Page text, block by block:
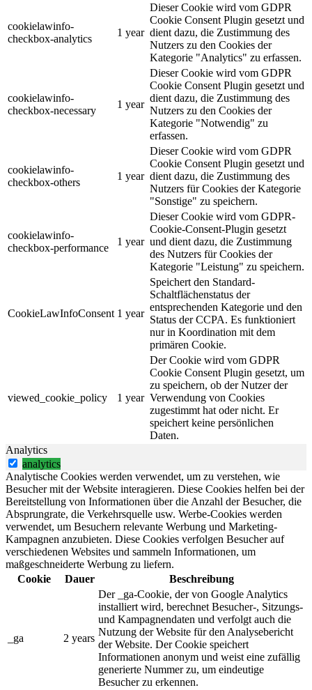
cookielawinfo-
checkbox-analytics
1 year
Dieser Cookie wird vom GDPR
Cookie Consent Plugin gesetzt und
dient dazu, die Zustimmung des
Nutzers zu den Cookies der
Kategorie "Analytics" zu erfassen.
cookielawinfo-
checkbox-necessary
1 year
Dieser Cookie wird vom GDPR
Cookie Consent Plugin gesetzt und
dient dazu, die Zustimmung des
Nutzers zu den Cookies der
Kategorie "Notwendig" zu
erfassen.
cookielawinfo-
checkbox-others
1 year
Dieser Cookie wird vom GDPR
Cookie Consent Plugin gesetzt und
dient dazu, die Zustimmung des
Nutzers für Cookies der Kategorie
"Sonstige" zu speichern.
cookielawinfo-
checkbox-performance
1 year
Dieser Cookie wird vom GDPR-
Cookie-Consent-Plugin gesetzt
und dient dazu, die Zustimmung
des Nutzers für Cookies der
Kategorie "Leistung" zu speichern.
CookieLawInfoConsent 1 year
Speichert den Standard-
Schaltflächenstatus der
entsprechenden Kategorie und den
Status der CCPA. Es funktioniert
nur in Koordination mit dem
primären Cookie.
viewed_cookie_policy 1 year
Der Cookie wird vom GDPR
Cookie Consent Plugin gesetzt, um
zu speichern, ob der Nutzer der
Verwendung von Cookies
zugestimmt hat oder nicht. Er
speichert keine persönlichen
Daten.
Analytics
analytics
Analytische Cookies werden verwendet, um zu verstehen, wie
Besucher mit der Website interagieren. Diese Cookies helfen bei der
Bereitstellung von Informationen über die Anzahl der Besucher, die
Absprungrate, die Verkehrsquelle usw. Werbe-Cookies werden
verwendet, um Besuchern relevante Werbung und Marketing-
Kampagnen anzubieten. Diese Cookies verfolgen Besucher auf
verschiedenen Websites und sammeln Informationen, um
maßgeschneiderte Werbung zu liefern.
Cookie
Dauer Beschreibung
_ga 2 years
Der _ga-Cookie, der von Google Analytics
installiert wird, berechnet Besucher-, Sitzungs-
und Kampagnendaten und verfolgt auch die
Nutzung der Website für den Analysebericht
der Website. Der Cookie speichert
Informationen anonym und weist eine zufällig
generierte Nummer zu, um eindeutige
Besucher zu erkennen.